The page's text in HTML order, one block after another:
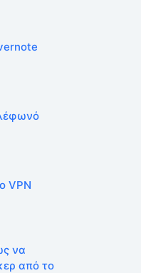
VPN
να
από το